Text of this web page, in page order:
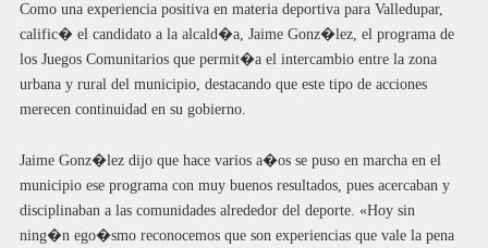
Como una experiencia positiva en materia deportiva para Valledupar,
calific� el candidato a la alcald�a, Jaime Gonz�lez, el programa de
los Juegos Comunitarios que permit�a el intercambio entre la zona
urbana y rural del municipio, destacando que este tipo de acciones
merecen continuidad en su gobierno.
Jaime Gonz�lez dijo que hace varios a�os se puso en marcha en el
municipio ese programa con muy buenos resultados, pues acercaban y
disciplinaban a las comunidades alrededor del deporte. «Hoy sin
ning�n ego�smo reconocemos que son experiencias que vale la pena